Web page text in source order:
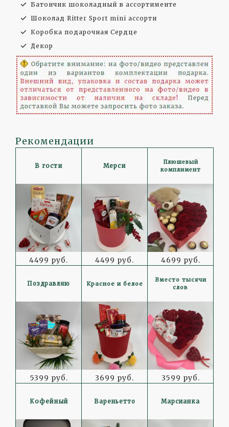
Батончик шоколадный в ассортименте
Шоколад Ritter Sport mini ассорти
Коробка подарочная Сердце
Декор
Рекомендации
В гости
4499 руб.
Мерси
4499 руб.
Плюшевый
комплимент
4699 руб.
Поздравляю
5399 руб.
Красное и белое
3699 руб.
Вместо тысячи
слов
3599 руб.
Кофейный Вареньетто Марсианка